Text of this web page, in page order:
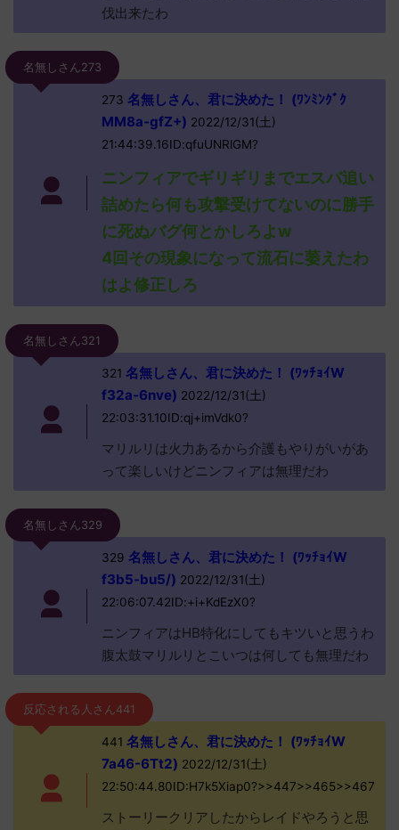
伐出来たわ
名無しさん273
273 名無しさん、君に決めた！ (ﾜﾝﾐﾝｸﾞｸ
MM8a-gfZ+) 2022/12/31(土)
21:44:39.16ID:qfuUNRlGM?
ニンフィアでギリギリまでエスバ追い
詰めたら何も攻撃受けてないのに勝手
に死ぬバグ何とかしろよw
4回その現象になって流石に萎えたわ
はよ修正しろ
名無しさん321
321 名無しさん、君に決めた！ (ﾜｯﾁｮｲW
f32a-6nve) 2022/12/31(土)
22:03:31.10ID:qj+imVdk0?
マリルリは火力あるから介護もやりがいがあ
って楽しいけどニンフィアは無理だわ
名無しさん329
329 名無しさん、君に決めた！ (ﾜｯﾁｮｲW
f3b5-bu5/) 2022/12/31(土)
22:06:07.42ID:+i+KdEzX0?
ニンフィアはHB特化にしてもキツいと思うわ
腹太鼓マリルリとこいつは何しても無理だわ
反応される人さん441
441 名無しさん、君に決めた！ (ﾜｯﾁｮｲW
7a46-6Tt2) 2022/12/31(土)
22:50:44.80ID:H7k5Xiap0?>>447>>465>>467
ストーリークリアしたからレイドやろうと思